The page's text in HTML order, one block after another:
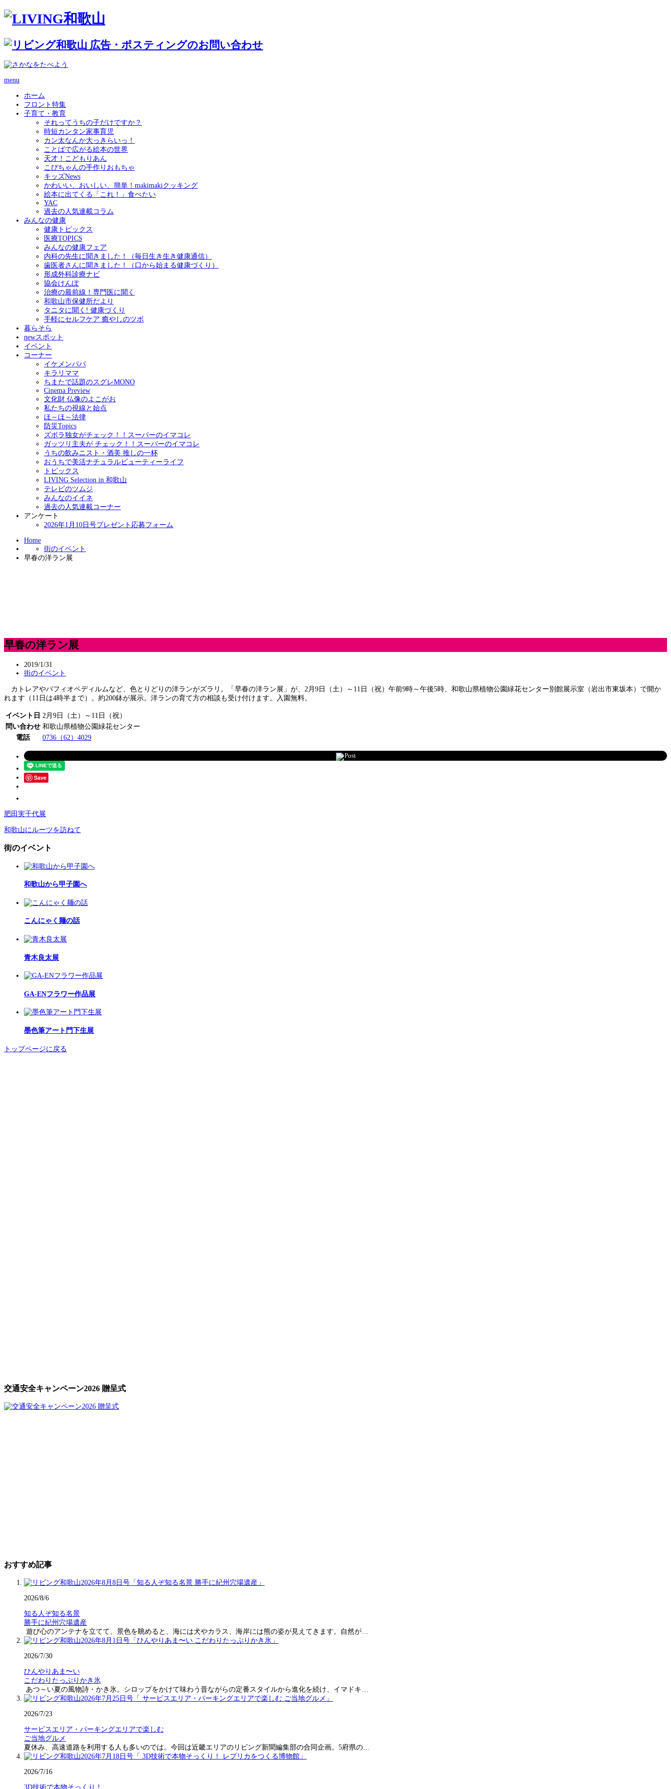
menu
ホーム
フロント特集
子育て・教育
それってうちの子だけですか？
時短カンタン家事育児
カン太なんか大っきらいっ！
ことばで広がる絵本の世界
天才！こどもりあん
こぴちゃんの手作りおもちゃ
キッズNews
かわいい、おいしい、簡単！makimakiクッキング
絵本に出てくる「これ！」食べたい
YAC
過去の人気連載コラム
みんなの健康
健康トピックス
医療TOPICS
みんなの健康フェア
内科の先生に聞きました！（毎日生き生き健康通信）
歯医者さんに聞きました！（口から始まる健康づくり）
形成外科診療ナビ
協会けんぽ
治療の最前線！専門医に聞く
和歌山市保健所だより
タニタに聞く! 健康づくり
手軽にセルフケア 癒やしのツボ
暮らそら
newスポット
イベント
コーナー
イケメンパパ
キラリママ
ちまたで話題のスグレMONO
Cinema Preview
文化財 仏像のよこがお
私たちの視線と始点
ほ～ほ～法律
防災Topics
ズボラ独女がチェック！！スーパーのイマコレ
ガッツリ主夫が チェック！！スーパーのイマコレ
うちの飲みニスト・酒美 推しの一杯
おうちで美活ナチュラルビューティーライフ
トピックス
LIVING Selection in 和歌山
テレビのツムジ
みんなのイイネ
過去の人気連載コーナー
アンケート
2026年1月10日号プレゼント応募フォーム
Home
街のイベント
早春の洋ラン展
早春の洋ラン展
2019/1/31
街のイベント
カトレアやパフィオペディルムなど、色とりどりの洋ランがズラリ。「早春の洋ラン展」が、2月9日（土）～11日（祝）午前9時～午後5時、和歌山県植物公園緑花センター別館展示室（岩出市東坂本）で開か
れます（11日は4時半まで）。約200鉢が展示。洋ランの育て方の相談も受け付けます。入園無料。
イベント日 2月9日（土）～11日（祝）
問い合わせ 和歌山県植物公園緑花センター
電話
0736（62）4029
Post
Save
肥田実千代展
和歌山にルーツを訪ねて
街のイベント
和歌山から甲子園へ
こんにゃく麺の話
青木良太展
GA-ENフラワー作品展
墨色筆アート門下生展
トップページに戻る
交通安全キャンペーン2026 贈呈式
おすすめ記事
2026/8/6
知る人ぞ知る名景
勝手に紀州穴場遺産
遊び心のアンテナを立てて、景色を眺めると、海には犬やカラス、海岸には熊の姿が見えてきます。自然が…
2026/7/30
ひんやりあま〜い
こだわりたっぷりかき氷
あつ～い夏の風物詩・かき氷。シロップをかけて味わう昔ながらの定番スタイルから進化を続け、イマドキ…
2026/7/23
サービスエリア・パーキングエリアで楽しむ
ご当地グルメ
夏休み、高速道路を利用する人も多いのでは。今回は近畿エリアのリビング新聞編集部の合同企画。5府県の…
2026/7/16
3D技術で本物そっくり！